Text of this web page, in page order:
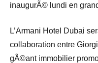
inaugurÃ© lundi en
L’Armani Hotel Dubai
collaboration entre
gÃ©ant immobilier